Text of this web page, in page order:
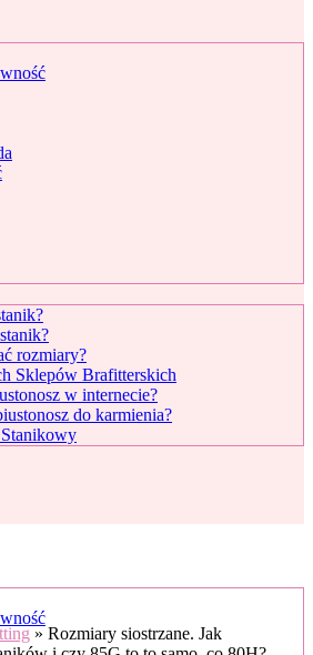
rozmiary?
Sklepów Brafitterskich
w internecie?
do karmienia?
Stanikowy
»Rozmiary siostrzane. Jak